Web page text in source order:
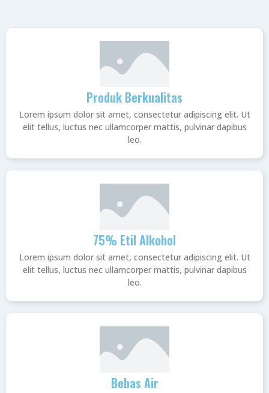
Produk Berkualitas
Lorem ipsum dolor sit amet, consectetur adipiscing elit. Ut
elit tellus, luctus nec ullamcorper mattis, pulvinar dapibus
leo.
75% Etil Alkohol
Lorem ipsum dolor sit amet, consectetur adipiscing elit. Ut
elit tellus, luctus nec ullamcorper mattis, pulvinar dapibus
leo.
Bebas Air